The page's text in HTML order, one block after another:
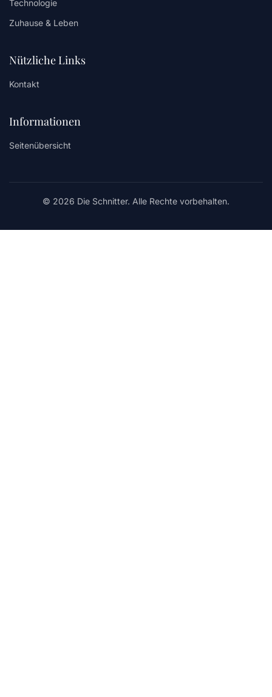
Technologie
Zuhause & Leben
Nützliche Links
Kontakt
Informationen
Seitenübersicht
© 2026 Die Schnitter. Alle Rechte vorbehalten.